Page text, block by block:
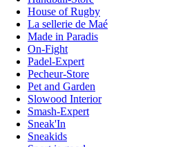
House of Rugby
La sellerie de Maé
Made in Paradis
On-Fight
Padel-Expert
Pecheur-Store
Pet and Garden
Slowood Interior
Smash-Expert
Sneak'In
Sneakids